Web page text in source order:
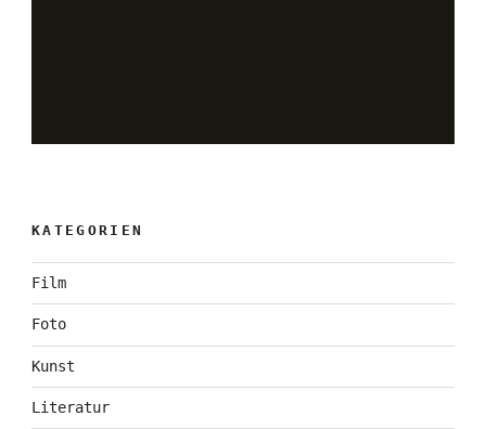
KATEGORIEN
Film
Foto
Kunst
Literatur